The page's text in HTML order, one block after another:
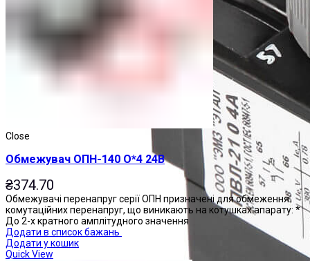
Close
Обмежувач ОПН-140 О*4 24В
₴374.70
Обмежувачі перенапруг серії ОПН призначені для обмеження
комутаційних перенапруг, що виникають на котушках апарату: *
До 2-х кратного амплітудного значення
Додати в список бажань
Додати у кошик
Quick View